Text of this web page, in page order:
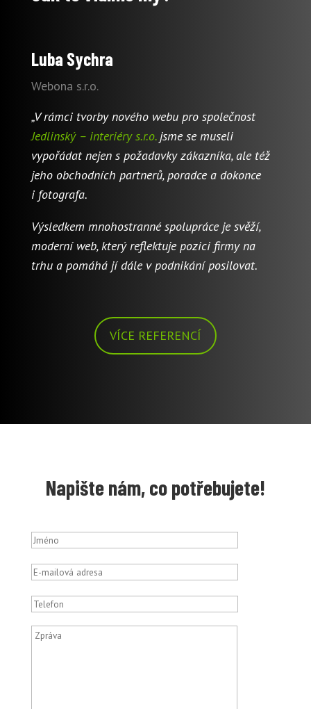
Luba Sychra
Webona s.r.o.
„V rámci tvorby nového webu pro společnost
Jedlinský – interiéry s.r.o.jsme se museli
vypořádat nejen s požadavky zákazníka, ale též
jeho obchodních partnerů, poradce a dokonce
i fotografa.
Výsledkem mnohostranné spolupráce je svěží,
moderní web, který reflektuje pozici firmy na
trhu a pomáhá jí dále v podnikání posilovat.
VÍCE REFERENCÍ
Napište nám, co potřebujete!